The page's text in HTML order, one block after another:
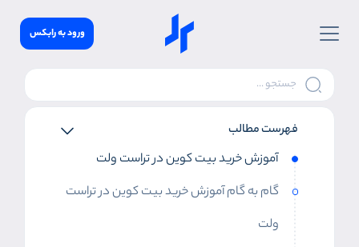
ورود به رابکس
فهرست مطالب
آموزش خرید بیت کوین در تراست ولت
گام به گام آموزش خرید بیت کوین در تراست
ولت